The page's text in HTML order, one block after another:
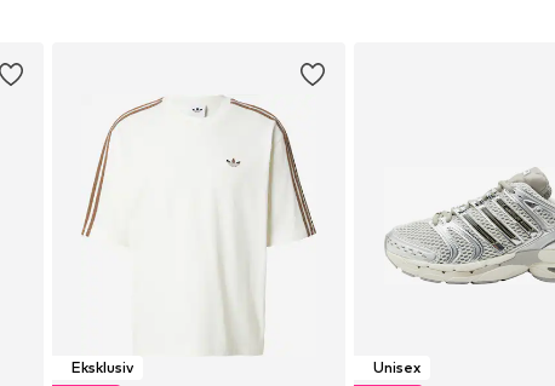
Eksklusiv
Unisex